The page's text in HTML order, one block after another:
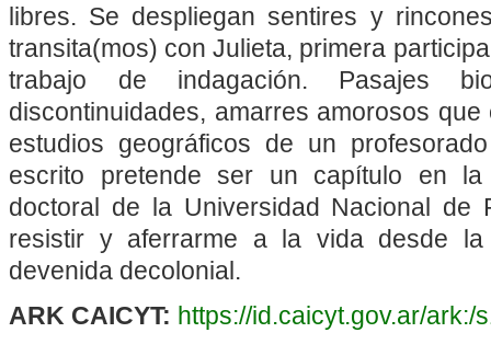
libres. Se despliegan sentires y
transita(mos) con Julieta, primera
trabajo de indagación. Pasajes
discontinuidades, amarres amorosos
estudios geográficos de un
escrito pretende ser un capítulo en
doctoral de la Universidad Nacional de
resistir y aferrarme a la vida desde
devenida decolonial.
ARK CAICYT: https://id.caicyt.gov.ar/ark:/